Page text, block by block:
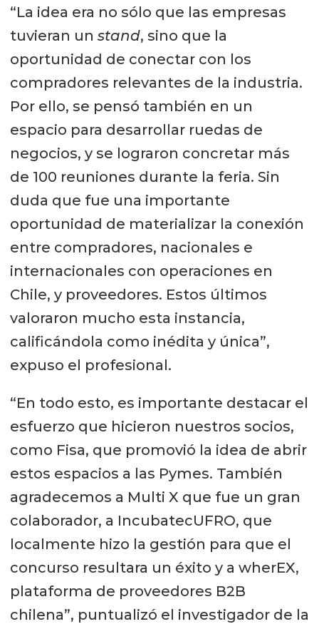
“La idea era no sólo que las empresas
tuvieran un stand, sino que la
oportunidad de conectar con los
compradores relevantes de la industria.
Por ello, se pensó también en un
espacio para desarrollar ruedas de
negocios, y se lograron concretar más
de 100 reuniones durante la feria. Sin
duda que fue una importante
oportunidad de materializar la conexión
entre compradores, nacionales e
internacionales con operaciones en
Chile, y proveedores. Estos últimos
valoraron mucho esta instancia,
calificándola como inédita y única”,
expuso el profesional.
“En todo esto, es importante destacar el
esfuerzo que hicieron nuestros socios,
como Fisa, que promovió la idea de abrir
estos espacios a las Pymes. También
agradecemos a Multi X que fue un gran
colaborador, a IncubatecUFRO, que
localmente hizo la gestión para que el
concurso resultara un éxito y a wherEX,
plataforma de proveedores B2B
chilena”, puntualizó el investigador de la